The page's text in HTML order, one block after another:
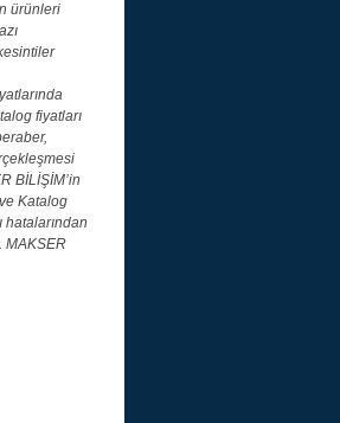
ürünleri
fiyatları
BİLİŞİM’in
Katalog
hatalarından
MAKSER